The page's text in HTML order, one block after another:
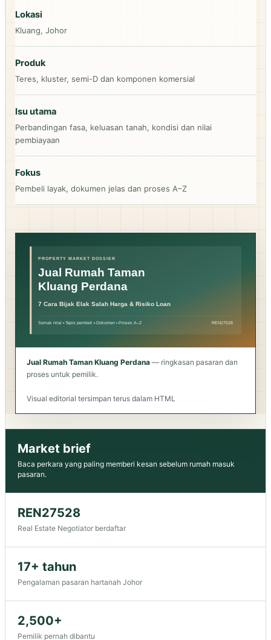
Lokasi
Kluang, Johor
Produk
Teres, kluster, semi-D dan komponen komersial
Isu utama
Perbandingan fasa, keluasan tanah, kondisi dan nilai
pembiayaan
Fokus
Pembeli layak, dokumen jelas dan proses A–Z
Jual Rumah Taman Kluang Perdana — ringkasan pasaran dan
proses untuk pemilik.
Visual editorial tersimpan terus dalam HTML
Market brief
Baca perkara yang paling memberi kesan sebelum rumah masuk
pasaran.
REN27528
Real Estate Negotiator berdaftar
17+ tahun
Pengalaman pasaran hartanah Johor
2,500+
Pemilik pernah dibantu